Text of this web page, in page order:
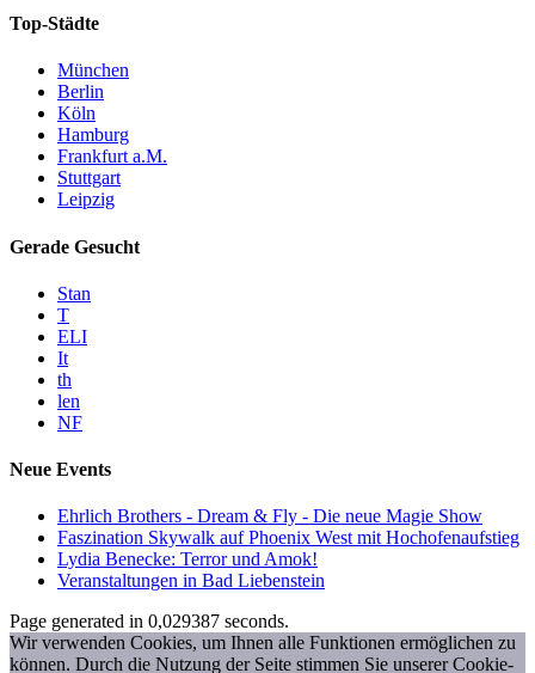
Top-Städte
München
Berlin
Köln
Hamburg
Frankfurt a.M.
Stuttgart
Leipzig
Gerade Gesucht
Stan
T
ELI
It
th
len
NF
Neue Events
Ehrlich Brothers - Dream & Fly - Die neue Magie Show
Faszination Skywalk auf Phoenix West mit Hochofenaufstieg
Lydia Benecke: Terror und Amok!
Veranstaltungen in Bad Liebenstein
Page generated in 0,029387 seconds.
Wir verwenden Cookies, um Ihnen alle Funktionen ermöglichen zu
können. Durch die Nutzung der Seite stimmen Sie unserer Cookie-